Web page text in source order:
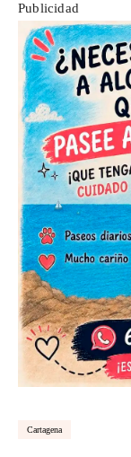
Publicidad
Cartagena